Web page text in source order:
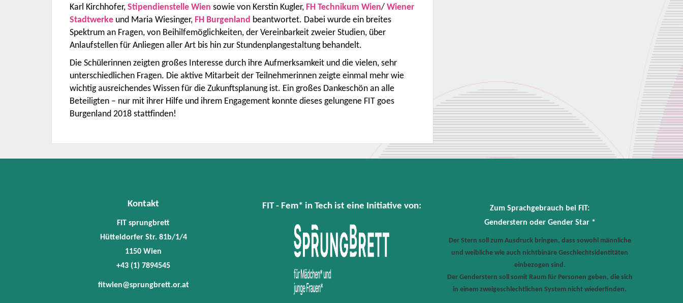
Karl Kirchhofer, Stipendienstelle Wien sowie von Kerstin Kugler, FH Technikum Wien/ Wiener
Stadtwerke und Maria Wiesinger, FH Burgenland beantwortet. Dabei wurde ein breites
Spektrum an Fragen, von Beihilfemöglichkeiten, der Vereinbarkeit zweier Studien, über
Anlaufstellen für Anliegen aller Art bis hin zur Stundenplangestaltung behandelt.
Die Schülerinnen zeigten großes Interesse durch ihre Aufmerksamkeit und die vielen, sehr
unterschiedlichen Fragen. Die aktive Mitarbeit der Teilnehmerinnen zeigte einmal mehr wie
wichtig ausreichendes Wissen für die Zukunftsplanung ist. Ein großes Dankeschön an alle
Beteiligten – nur mit ihrer Hilfe und ihrem Engagement konnte dieses gelungene FIT goes
Burgenland 2018 stattfinden!
Kontakt
FIT sprungbrett
Hütteldorfer Str. 81b/1/4
1150 Wien
+43 (1) 7894545
fitwien@sprungbrett.or.at
FIT - Fem* in Tech ist eine Initiative von:
Zum Sprachgebrauch bei FIT:
Genderstern oder Gender Star *
Der Stern soll zum Ausdruck bringen, dass sowohl männliche
und weibliche wie auch nichtbinäre Geschlechtsidentitäten
einbezogen sind.
Der Genderstern soll somit Raum für Personen geben, die sich
in einem zweigeschlechtlichen System nicht wiederfinden.